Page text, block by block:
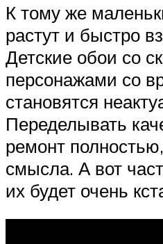
К тому же
растут и быстро
Детские обои со
персонажами со
становятся
Переделывать
ремонт
смысла. А вот
их будет очень